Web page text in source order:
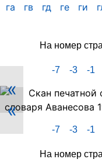
га гв гд ге ги
На номер
-7 -3 -1
Скан
PDF-
страницы
101
Аванесова
«
«
-7 -3 -1
На номер